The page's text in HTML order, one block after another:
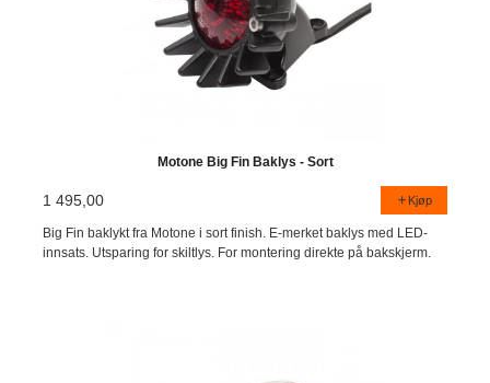
Motone Big Fin Baklys - Sort
1 495,00 Kjøp
Big Fin baklykt fra Motone i sort finish. E-merket baklys med LED-
innsats. Utsparing for skiltlys. For montering direkte på bakskjerm.